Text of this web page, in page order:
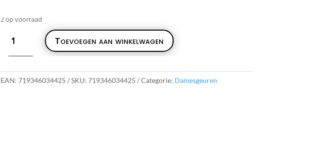
2 op voorraad
Spears
Toevoegen aan winkelwagen
EAN: 719346034425 SKU: 719346034425 Categorie: Damesgeuren